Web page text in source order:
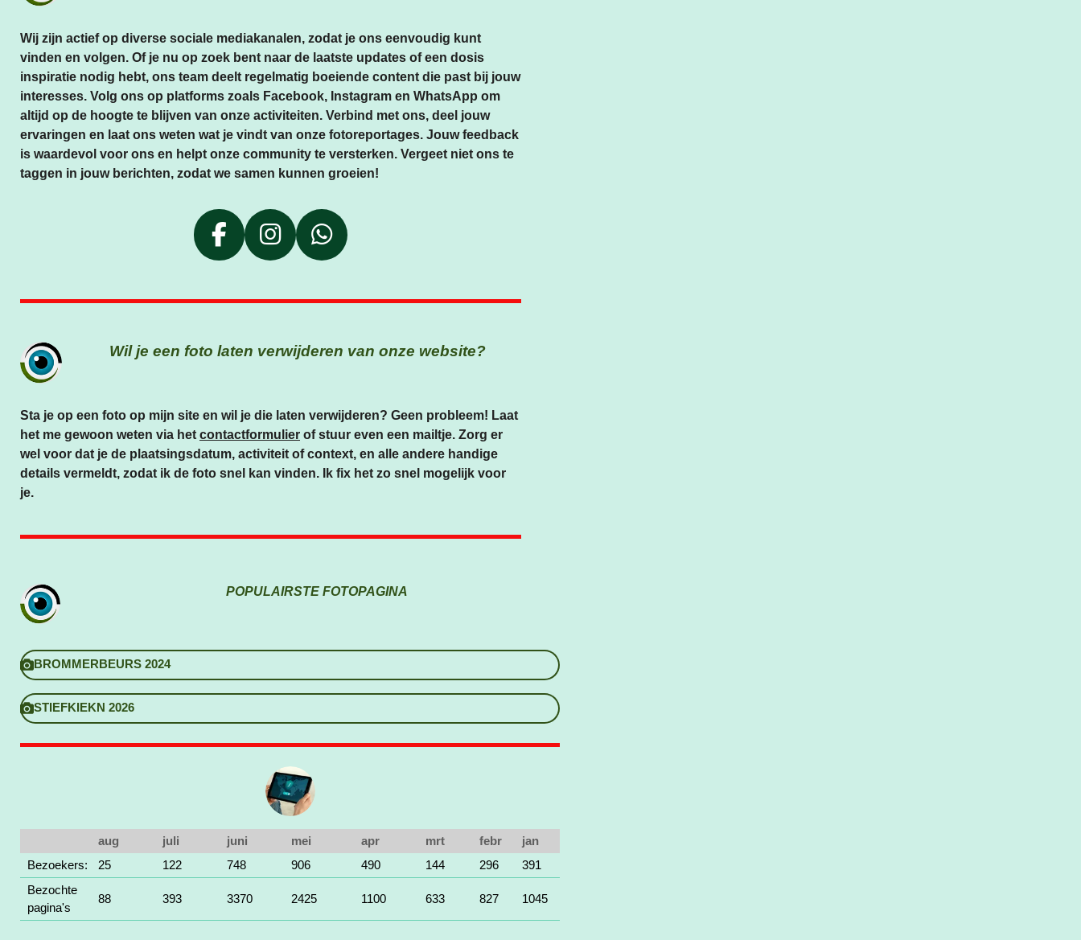
Wij zijn actief op diverse sociale mediakanalen, zodat je ons eenvoudig kunt
vinden en volgen. Of je nu op zoek bent naar de laatste updates of een dosis
inspiratie nodig hebt, ons team deelt regelmatig boeiende content die past bij jouw
interesses. Volg ons op platforms zoals Facebook, Instagram en WhatsApp om
altijd op de hoogte te blijven van onze activiteiten. Verbind met ons, deel jouw
ervaringen en laat ons weten wat je vindt van onze fotoreportages. Jouw feedback
is waardevol voor ons en helpt onze community te versterken. Vergeet niet ons te
taggen in jouw berichten, zodat we samen kunnen groeien!
F
C
B
K
I
S
A
M
W
A
P
Wil je een foto laten verwijderen van onze website?
Sta je op een foto op mijn site en wil je die laten verwijderen? Geen probleem! Laat
het me gewoon weten via het contactformulier of stuur even een mailtje. Zorg er
wel voor dat je de plaatsingsdatum, activiteit of context, en alle andere handige
details vermeldt, zodat ik de foto snel kan vinden. Ik fix het zo snel mogelijk voor
je.
POPULAIRSTE FOTOPAGINA
BROMMERBEURS 2024
STIEFKIEKN 2026
aug juli juni mei apr mrt febr
jan
Bezoekers:
25 122 748 906 490 144 296
391
Bezochte
pagina's
88 393 3370 2425 1100 633 827 1045